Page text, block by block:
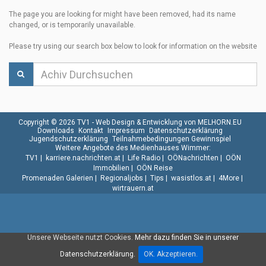
The page you are looking for might have been removed, had its name
changed, or is temporarily unavailable.
Please try using our search box below to look for information on the website
Unsere Webseite nutzt Cookies. Mehr dazu finden Sie in unserer
Datenschutzerklärung.
OK. Akzeptieren.
Copyright © 2026 TV1 - Web Design & Entwicklung von MELHORN.EU
Downloads
Kontakt Impressum
Datenschutzerklärung
Jugendschutzerklärung Teilnahmebedingungen Gewinnspiel
Weitere Angebote des Medienhauses Wimmer:
TV1
karriere.nachrichten.at| Life Radio| OÖNachrichten
OÖN
Immobilien
OÖN Reise
Promenaden Galerien
Regionaljobs Tips wasistlos.at| 4More|
wirtrauern.at